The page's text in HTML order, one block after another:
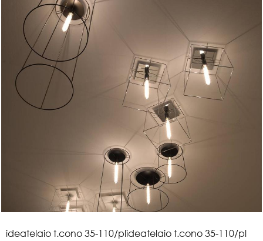
ideatelaio t.cono 35-1 10/plideatelaio t.cono 35-110/pl